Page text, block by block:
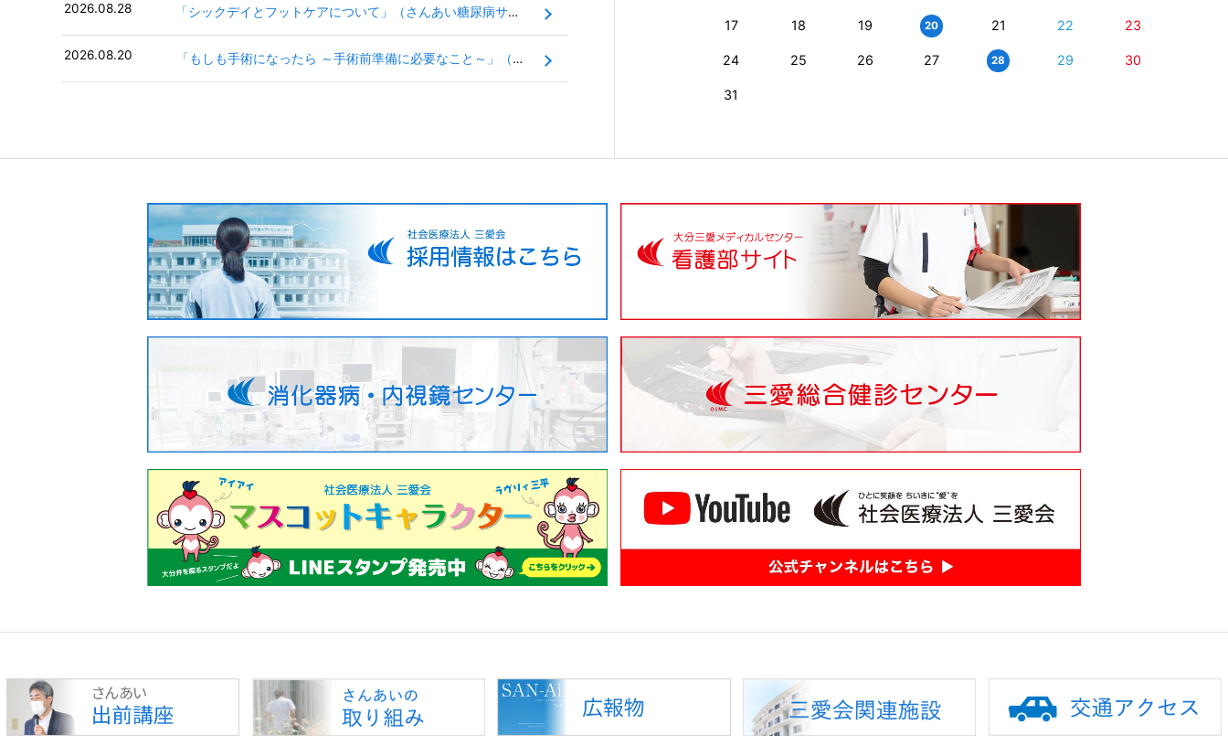
2026.08.28 「シックデイとフットケアについて」（さんあい糖尿病サロン）
2026.08.20 「もしも手術になったら ～手術前準備に必要なこと～」（看護サロン）
17 18 19 20 21 22 23
24 25 26 27 28 29 30
31